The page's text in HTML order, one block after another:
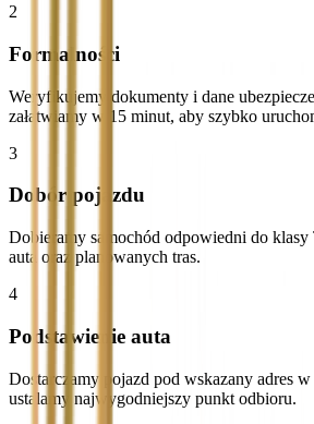
2
Formalności
Weryfikujemy dokumenty i dane
załatwiamy w 15 minut, aby szybko
3
Dobór pojazdu
Dobieramy samochód odpowiedni do
auta oraz planowanych tras.
4
Podstawienie auta
Dostarczamy pojazd pod wskazany adres
ustalamy najwygodniejszy punkt odbioru.